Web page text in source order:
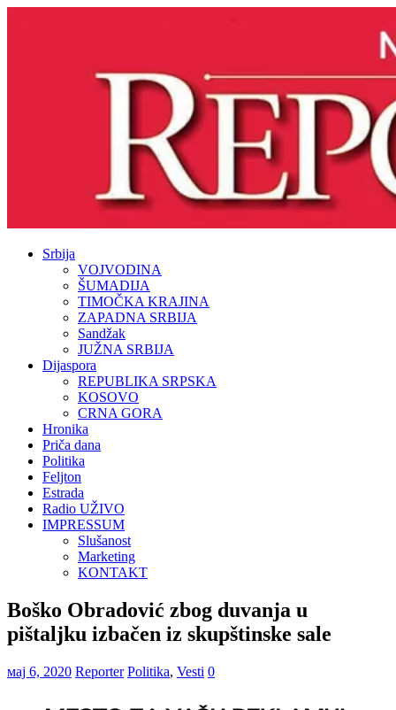
Srbija
VOJVODINA
ŠUMADIJA
TIMOČKA KRAJINA
ZAPADNA SRBIJA
Sandžak
JUŽNA SRBIJA
Dijaspora
REPUBLIKA SRPSKA
KOSOVO
CRNA GORA
Hronika
Priča dana
Politika
Feljton
Estrada
Radio UŽIVO
IMPRESSUM
Slušanost
Marketing
KONTAKT
Boško Obradović zbog duvanja u
pištaljku izbačen iz skupštinske sale
мај 6, 2020 Reporter Politika, Vesti 0